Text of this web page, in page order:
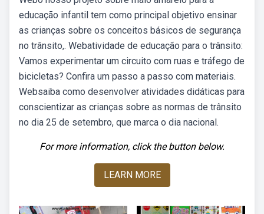
educação infantil tem como principal objetivo ensinar
as crianças sobre os conceitos básicos de segurança
no trânsito,. Webatividade de educação para o trânsito:
Vamos experimentar um circuito com ruas e tráfego de
bicicletas? Confira um passo a passo com materiais.
Websaiba como desenvolver atividades didáticas para
conscientizar as crianças sobre as normas de trânsito
no dia 25 de setembro, que marca o dia nacional.
For more information, click the button below.
LEARN MORE